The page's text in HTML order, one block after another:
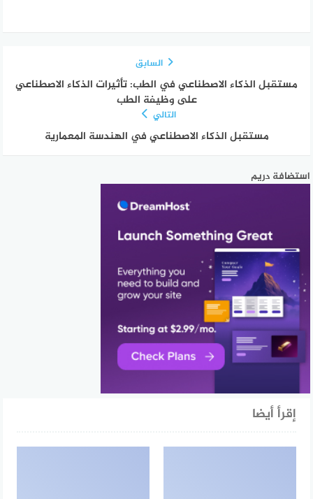
السابق
مستقبل الذكاء الاصطناعي في الطب: تأثيرات الذكاء الاصطناعي
على وظيفة الطب
التالي
مستقبل الذكاء الاصطناعي في الهندسة المعمارية
استضافة دريم
إقرأ أيضا